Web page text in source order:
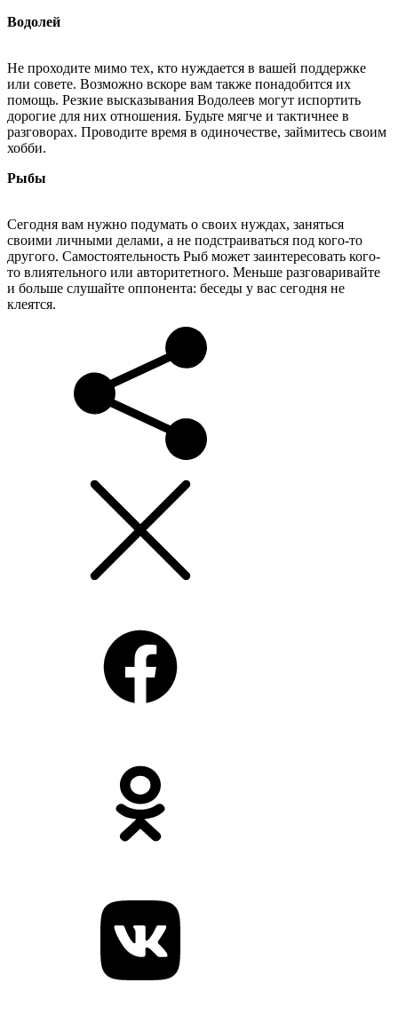
Водолей
Не проходите мимо тех, кто нуждается в вашей поддержке
или совете. Возможно вскоре вам также понадобится их
помощь. Резкие высказывания Водолеев могут испортить
дорогие для них отношения. Будьте мягче и тактичнее в
разговорах. Проводите время в одиночестве, займитесь своим
хобби.
Рыбы
Сегодня вам нужно подумать о своих нуждах, заняться
своими личными делами, а не подстраиваться под кого-то
другого. Самостоятельность Рыб может заинтересовать кого-
то влиятельного или авторитетного. Меньше разговаривайте
и больше слушайте оппонента: беседы у вас сегодня не
клеятся.